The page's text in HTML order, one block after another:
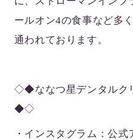
ールオン4の食事など多
通われております。
◇◆ななつ星デンタルク
◆◇
・インスタグラム：公